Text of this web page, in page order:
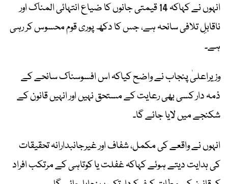
انہوں نے کہاکہ 14 قیمتی جانوں کا ضیاع انتہائی المناک اور
ناقابلِ تلافی سانحہ ہے، جس کا دکھ پوری قوم محسوس کر رہی
ہے۔
وزیراعلیٰ پنجاب نے واضح کیاکہ اس افسوسناک سانحے کے
ذمہ دار کسی بھی رعایت کے مستحق نہیں اور انہیں قانون کے
شکنجے میں لایا جائے گا۔
انہوں نے واقعے کی مکمل، شفاف اور غیرجانبدارانہ تحقیقات
کی ہدایت دیتے ہوئے کہاکہ غفلت یا کوتاہی کے مرتکب افراد